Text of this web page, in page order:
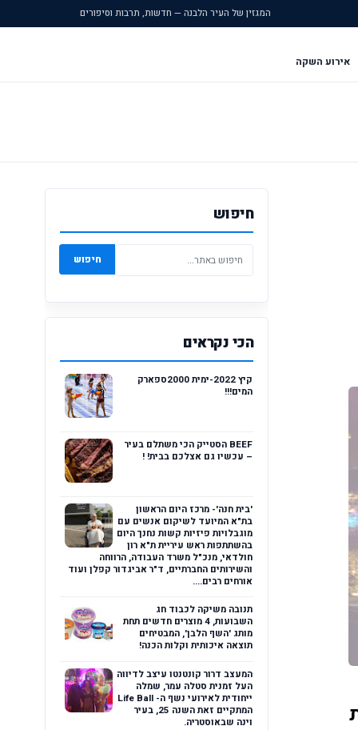
המגזין של העיר הלבנה — חדשות, תרבות וסיפורים
אירוע השקה
חיפוש
חיפוש
הכי נקראים
קיץ 2022-ימית 2000ספארק
המים!!!
BEEF הסטייק הכי משתלם בעיר
– עכשיו גם אצלכם בבית! !
'בית חנה'- מרכז היום הראשון
בת"א המיועד לשיקום אנשים עם
מוגבלויות פיזיות קשות נחנך היום
בהשתתפות ראש עיריית ת"א רון
חולדאי, מנכ"ל משרד העבודה, הרווחה
והשירותים החברתיים, ד"ר אביגדור קפלן ועוד
אורחים רבים....
תנובה משיקה לכבוד חג
השבועות, 4 מוצרים חדשים תחת
מותג 'השף הלבן', המבטיחים
תוצאה איכותית וקלות הכנה!
המעצב דרור קונטנטו עיצב לדיווה
העל זמנית סטלה עמר, שמלה
ייחודית לאירועי נשף ה- Life Ball
המתקיים זאת השנה 25, בעיר
וינה שבאוסטריה.